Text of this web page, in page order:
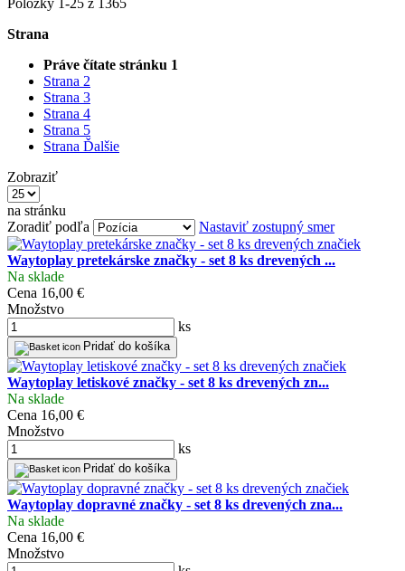
Položky 1-25 z 1365
Strana
Práve čítate stránku 1
Strana 2
Strana 3
Strana 4
Strana 5
Strana Ďalšie
Zobraziť
na stránku
Zoradiť podľa
Nastaviť zostupný smer
Waytoplay pretekárske značky - set 8 ks drevených ...
Na sklade
Cena 16,00 €
Množstvo
ks
Pridať do košíka
Waytoplay letiskové značky - set 8 ks drevených zn...
Na sklade
Cena 16,00 €
Množstvo
ks
Pridať do košíka
Waytoplay dopravné značky - set 8 ks drevených zna...
Na sklade
Cena 16,00 €
Množstvo